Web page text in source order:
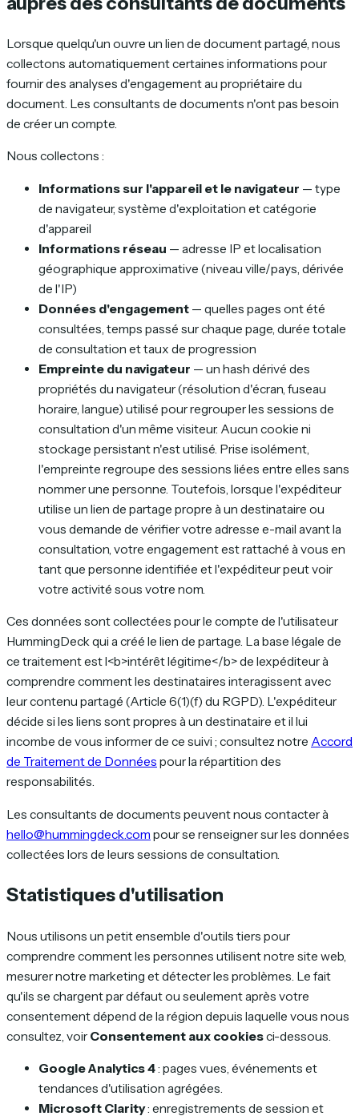
Lorsque quelqu'un ouvre un lien de document partagé, nous
collectons automatiquement certaines informations pour
fournir des analyses d'engagement au propriétaire du
document. Les consultants de documents n'ont pas besoin
de créer un compte.
Nous collectons :
Informations sur l'appareil et le navigateur — type
de navigateur, système d'exploitation et catégorie
d'appareil
Informations réseau — adresse IP et localisation
géographique approximative (niveau ville/pays, dérivée
de l'IP)
Données d'engagement — quelles pages ont été
consultées, temps passé sur chaque page, durée totale
de consultation et taux de progression
Empreinte du navigateur — un hash dérivé des
propriétés du navigateur (résolution d'écran, fuseau
horaire, langue) utilisé pour regrouper les sessions de
consultation d'un même visiteur. Aucun cookie ni
stockage persistant n'est utilisé. Prise isolément,
l'empreinte regroupe des sessions liées entre elles sans
nommer une personne. Toutefois, lorsque l'expéditeur
utilise un lien de partage propre à un destinataire ou
vous demande de vérifier votre adresse e-mail avant la
consultation, votre engagement est rattaché à vous en
tant que personne identifiée et l'expéditeur peut voir
votre activité sous votre nom.
Ces données sont collectées pour le compte de l'utilisateur
HummingDeck qui a créé le lien de partage. La base légale de
ce traitement est l<b>intérêt légitime</b> de lexpéditeur à
comprendre comment les destinataires interagissent avec
leur contenu partagé (Article 6(1)(f) du RGPD). L'expéditeur
décide si les liens sont propres à un destinataire et il lui
incombe de vous informer de ce suivi ; consultez notre Accord
de Traitement de Données pour la répartition des
responsabilités.
Les consultants de documents peuvent nous contacter à
hello@hummingdeck.com pour se renseigner sur les données
collectées lors de leurs sessions de consultation.
Statistiques d'utilisation
Nous utilisons un petit ensemble d'outils tiers pour
comprendre comment les personnes utilisent notre site web,
mesurer notre marketing et détecter les problèmes. Le fait
qu'ils se chargent par défaut ou seulement après votre
consentement dépend de la région depuis laquelle vous nous
consultez, voir Consentement aux cookiesci-dessous.
Google Analytics 4: pages vues, événements et
tendances d'utilisation agrégées.
Microsoft Clarity: enregistrements de session et